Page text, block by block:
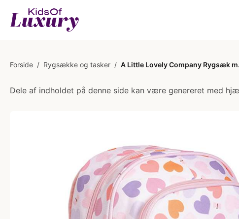
Forside / Rygsække og tasker / A Little Lovely Company Rygsæk
Dele af indholdet på denne side kan være genereret med